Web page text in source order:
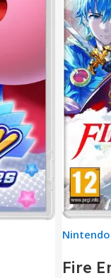
Nintendo
Fire